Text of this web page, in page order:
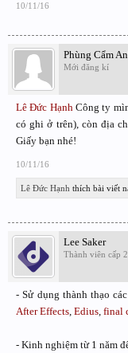
10/11/16
Phùng Cẩm
Mới đăng kí
Lê Đức HạnhCông ty
có ghi ở trên), còn địa
Giấy bạn nhé!
10/11/16
Lê Đức Hạnh thích bài viết
Lee Saker
Thành viên cấp 2
- Sử dụng thành thạo
After Effects, Edius, final
- Kinh nghiệm từ 1 năm